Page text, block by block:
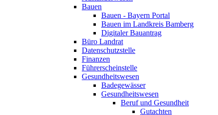
Bauen
Bauen - Bayern Portal
Bauen im Landkreis Bamberg
Digitaler Bauantrag
Büro Landrat
Datenschutzstelle
Finanzen
Führerscheinstelle
Gesundheitswesen
Badegewässer
Gesundheitswesen
Beruf und Gesundheit
Gutachten